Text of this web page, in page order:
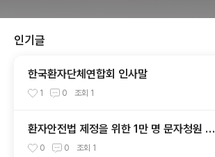
인기글
한국환자단체연합회 인사말
1 0 조회 1
환자안전법 제정을 위한 1만 명 문자청원 운
동 0 0 조회 1